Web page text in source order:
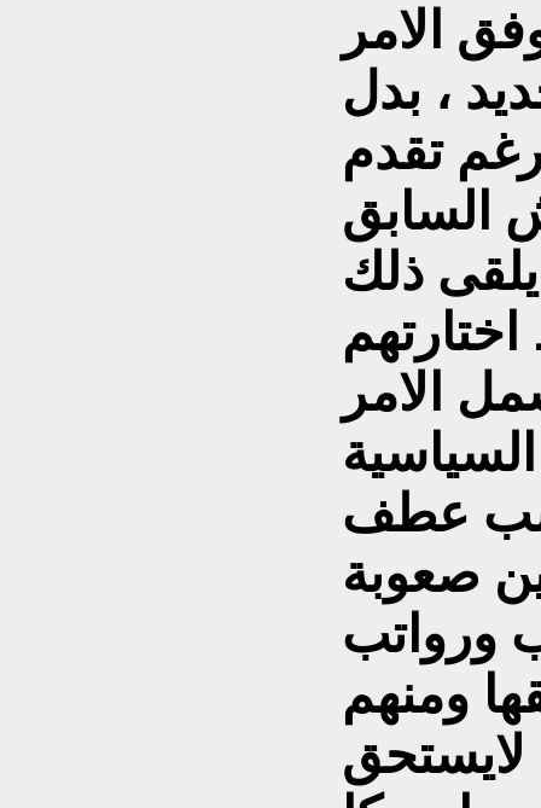
الامر
، بدل
رغم تقدم
السابق
ذلك
الامر
عطف
صعوبة
ورواتب
ومنهم